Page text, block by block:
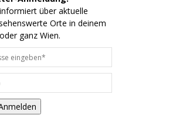
über aktuelle
Orte in deinem
ganz Wien.